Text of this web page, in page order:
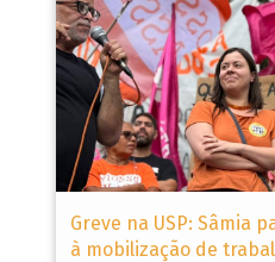
Greve na USP: Sâmia
à mobilização de